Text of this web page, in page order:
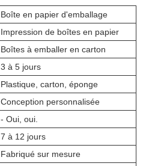
Boîte en papier d'emballage
Impression de boîtes en papier
Boîtes à emballer en carton
3 à 5 jours
Plastique, carton, éponge
Conception personnalisée
- Oui, oui.
7 à 12 jours
Fabriqué sur mesure